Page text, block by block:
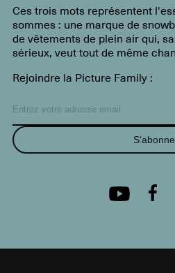
Ces trois mots représentent
sommes : une marque de
de vêtements de plein air qui,
sérieux, veut tout de même
Rejoindre la Picture Family :